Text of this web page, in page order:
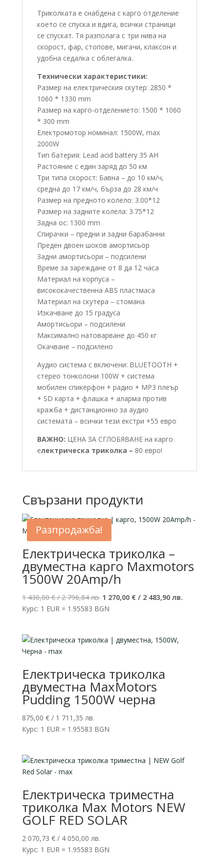
Триколката е снабдена с карго отделение
което се спуска и вдига, всички страници
се спускат. Тя разполага с три нива на
скорост, фар, стопове, мигачи, клаксон и
удобна седалка с облегалка.
Технически характеристики:
Размер на електрическия скутер: 2850 *
1060 * 1330 mm
Размер на карго-отделението: 1500 * 1060
* 300 mm
Електромотор номинал: 1500W, max
2000W
Тип батерия: Lead acid battery 35 AH
Растояние с един заряд до 50 км
Три типа скорост: Бавна – до 10 км/ч,
средна до 17 км/ч, бърза до 28 км/ч
Размер на предното колело: 3.00*12
Размер на задните колела: 3.75*12
Задна ос: 1300 mm
Спирачки – предни и задни барабанни
Преден двоен шоков амортисьор
Задни амортисьори – подсилени
Време за зареждане от 8 да 12 часа
Материал на корпуса –
висококачественна ABS пластмаса
Материал на скутера – стомана
Изкачване до 15 градуса
Амортисьори – подсилени
Максимално натоварване до 450 кг
Окачване – подсилено
Аудио система с включени: BLUETOOTH +
стерео тонколoни 100W + система
мобилен спикерфон + радио + MP3 плеър
+ SD карта + флашка + аларма против
кражба + дистанционно за аудио
системата – всички тези екстри +55 евро
ВАЖНО: ЦЕНА ЗА СГЛОБЯВАНЕ на карго
електрическа триколка – 80 евро!
Свързани продукти
Разпродажба!
Електрическа триколка –
двуместна карго Maxmotors
1500W 20Amp/h
1 430,00€/ 2 796,84 лв. Original
price
430,00 €
796,84 лв..
1 270,00 €/ 2 483,90 лв.Текущата
Курс: 1 EUR = 1.95583 BGN
Електрическа триколка
двуместна MaxMotors
Pudding 1500W черна
875,00 €/ 1 711,35 лв.
Курс: 1 EUR = 1.95583 BGN
Електрическа триместна
триколка Max Motors NEW
GOLF RED SOLAR
2 070,73 €/ 4 050,00 лв.
Курс: 1 EUR = 1.95583 BGN